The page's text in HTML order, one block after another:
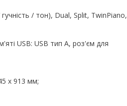
/ тон), Dual, Split, TwinPiano,
USB: USB тип A, роз'єм для
x 913 мм;